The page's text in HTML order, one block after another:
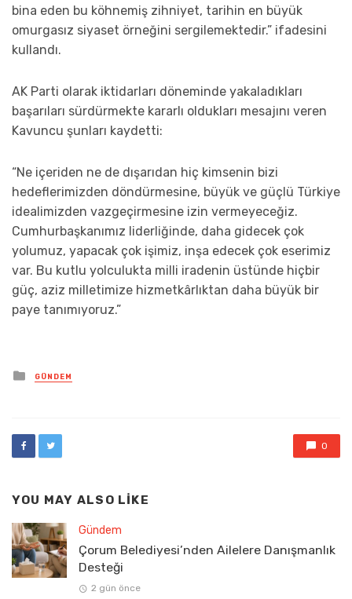
bina eden bu köhnemiş zihniyet, tarihin en büyük
omurgasız siyaset örneğini sergilemektedir.” ifadesini
kullandı.
AK Parti olarak iktidarları döneminde yakaladıkları
başarıları sürdürmekte kararlı oldukları mesajını veren
Kavuncu şunları kaydetti:
“Ne içeriden ne de dışarıdan hiç kimsenin bizi
hedeflerimizden döndürmesine, büyük ve güçlü Türkiye
idealimizden vazgeçirmesine izin vermeyeceğiz.
Cumhurbaşkanımız liderliğinde, daha gidecek çok
yolumuz, yapacak çok işimiz, inşa edecek çok eserimiz
var. Bu kutlu yolculukta milli iradenin üstünde hiçbir
güç, aziz milletimize hizmetkârlıktan daha büyük bir
paye tanımıyoruz.”
Posted
in
GÜNDEM
0
YOU MAY ALSO LIKE
Gündem
Çorum Belediyesi’nden Ailelere Danışmanlık
Desteği
2 gün önce